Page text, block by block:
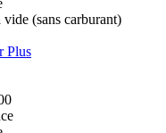
vide (sans carburant)
Plus